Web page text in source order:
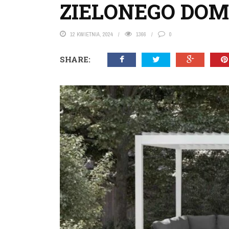
ZIELONEGO
12 KWIETNIA, 2024 1366 0
SHARE: